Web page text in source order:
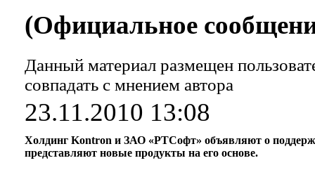
(Официальное
Данный материал размещен
совпадать с мнением автора
23.11.2010 13:08
Холдинг Kontron и ЗАО «РТСофт» объявляют о
представляют новые продукты на его основе.